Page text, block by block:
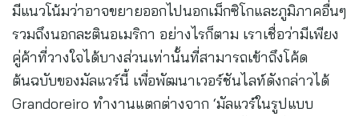
มีแนวโน้มว่าอาจขยายออกไปนอกเม็กซิโกและภูมิภาคอื่นๆ
รวมถึงนอกละตินอเมริกา อย่างไรก็ตาม เราเชื่อว่ามีเพียง
คู่ค้าที่วางใจได้บางส่วนเท่านั้นที่สามารถเข้าถึงโค้ด
ต้นฉบับของมัลแวร์นี้ เพื่อพัฒนาเวอร์ชันไลท์ดังกล่าวได้
Grandoreiro ทำงานแตกต่างจาก ‘มัลแวร์ในรูปแบบ